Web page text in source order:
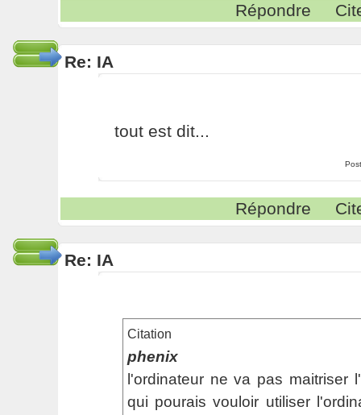
Répondre
Re: IA
tout est dit...
Répondre
Re: IA
Citation
phenix
l'ordinateur ne va pas maitriser
qui pourais vouloir utiliser